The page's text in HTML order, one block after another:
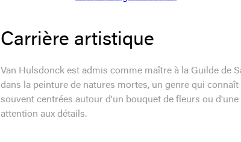
Carrière artistique
Van Hulsdonck est admis comme maître à la Guilde de
dans la peinture de natures mortes, un genre qui
souvent centrées autour d'un bouquet de fleurs ou
attention aux détails.